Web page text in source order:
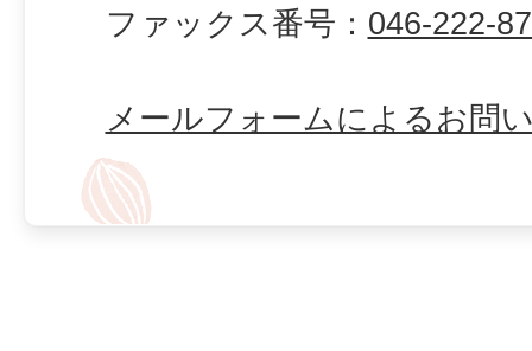
ファックス番号： 046-222-
メールフォームによるお問